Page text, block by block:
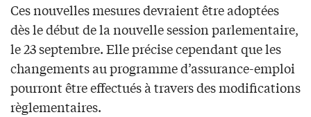
Ces nouvelles mesures devraient être adoptées
dès le début de la nouvelle session parlementaire,
le 23 septembre. Elle précise cependant que les
changements au programme d’assurance-emploi
pourront être effectués à travers des modifications
règlementaires.